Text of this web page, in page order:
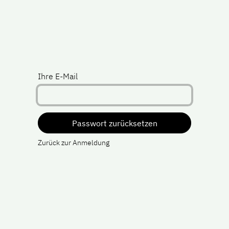
Ihre E-Mail
Passwort zurücksetzen
Zurück zur Anmeldung